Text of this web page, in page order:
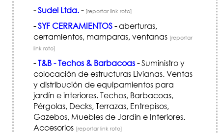
-Sudel Ltda.- [reportar link roto]
-SYF CERRAMIENTOS-aberturas,
cerramientos, mamparas, ventanas [reportar
link roto]
-T&B - Techos & Barbacoas-Suministro y
colocación de estructuras Livianas. Ventas
y distribución de equipamientos para
jardín e interiores. Techos, Barbacoas,
Pérgolas, Decks, Terrazas, Entrepisos,
Gazebos, Muebles de Jardín e Interiores.
Accesorios [reportar link roto]